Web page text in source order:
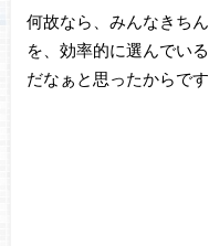
何故なら、みんなきち
を、効率的に選んでい
だなぁと思ったからです